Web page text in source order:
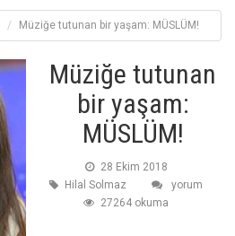
Müziğe tutunan bir yaşam: MÜSLÜM!
Müziğe tutunan
bir yaşam:
MÜSLÜM!
28 Ekim 2018
Hilal Solmaz
yorum
27264 okuma